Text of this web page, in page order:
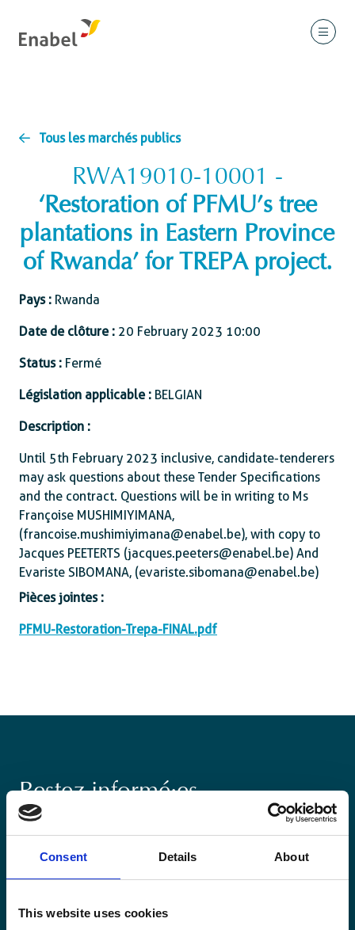
Consent Details About
This website uses cookies
Tous les marchés publics
RWA19010-10001 -
‘Restoration of PFMU’s tree
plantations in Eastern Province
of Rwanda’ for TREPA project.
Pays : Rwanda
Date de clôture : 20 February 2023 10:00
Status : Fermé
Législation applicable : BELGIAN
Description :
Until 5th February 2023 inclusive, candidate-tenderers
may ask questions about these Tender Specifications
and the contract. Questions will be in writing to Ms
Françoise MUSHIMIYIMANA,
(francoise.mushimiyimana@enabel.be), with copy to
Jacques PEETERTS (jacques.peeters@enabel.be) And
Evariste SIBOMANA, (evariste.sibomana@enabel.be)
Pièces jointes :
PFMU-Restoration-Trepa-FINAL.pdf
Restez informé·es